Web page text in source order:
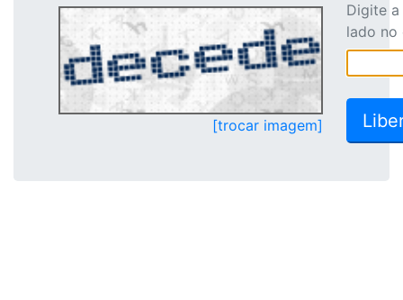
[trocar imagem]
Digite
lado no